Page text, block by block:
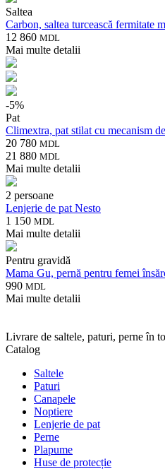
Saltea
Carbon, saltea turcească fermitate
12 860 MDL
Mai multe detalii
-5%
Pat
Climextra, pat stilat cu mecanism
20 780 MDL
21 880 MDL
Mai multe detalii
2 persoane
Lenjerie de pat Nesto
1 150 MDL
Mai multe detalii
Pentru gravidă
Mama Gu, pernă pentru femei
990 MDL
Mai multe detalii
Livrare de saltele, paturi, perne în
Catalog
Saltele
Paturi
Canapele
Noptiere
Lenjerie de pat
Perne
Plapume
Huse de protecție